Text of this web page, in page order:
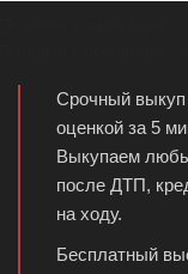
Перейти к основному
Срочный выкуп
оценкой за 5
Выкупаем
после ДТП,
на ходу.
Бесплатный